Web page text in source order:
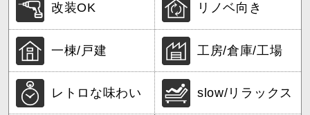
改装OK リノベ向き
一棟/戸建 工房/倉庫/工場
レトロな味わい slow/リラックス